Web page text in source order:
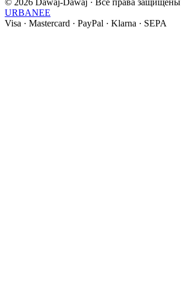
URBANEE
Visa · Mastercard · PayPal · Klarna · SEPA